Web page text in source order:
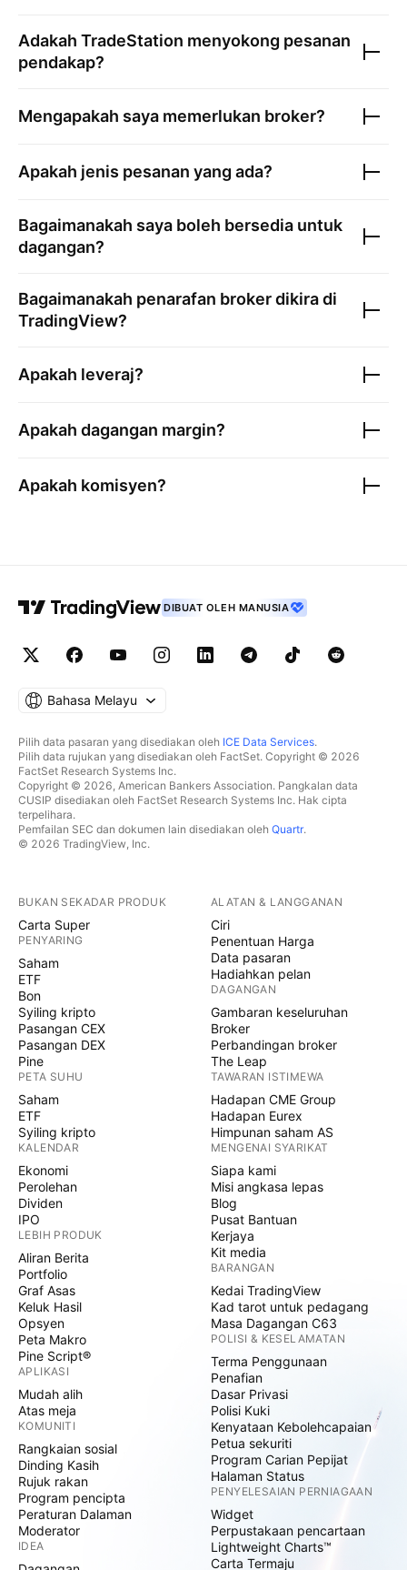
Adakah TradeStation menyokong pesanan
pendakap?
Mengapakah saya memerlukan broker?
Apakah jenis pesanan yang ada?
Bagaimanakah saya boleh bersedia untuk
dagangan?
Bagaimanakah penarafan broker dikira di
TradingView?
Apakah leveraj?
Apakah dagangan margin?
Apakah komisyen?
DIBUAT OLEH MANUSIA
Bahasa Melayu
Pilih data pasaran yang disediakan oleh ICE Data Services.
Pilih data rujukan yang disediakan oleh FactSet. Copyright © 2026
FactSet Research Systems Inc.
Copyright © 2026, American Bankers Association. Pangkalan data
CUSIP disediakan oleh FactSet Research Systems Inc. Hak cipta
terpelihara.
Pemfailan SEC dan dokumen lain disediakan oleh Quartr.
© 2026 TradingView, Inc.
BUKAN SEKADAR PRODUK
Carta Super
PENYARING
Saham
ETF
Bon
Syiling kripto
Pasangan CEX
Pasangan DEX
Pine
PETA SUHU
Saham
ETF
Syiling kripto
KALENDAR
Ekonomi
Perolehan
Dividen
IPO
LEBIH PRODUK
Aliran Berita
Portfolio
Graf Asas
Keluk Hasil
Opsyen
Peta Makro
Pine Script®
APLIKASI
Mudah alih
Atas meja
KOMUNITI
Rangkaian sosial
Dinding Kasih
Rujuk rakan
Program pencipta
Peraturan Dalaman
Moderator
IDEA
ALATAN & LANGGANAN
Ciri
Penentuan Harga
Data pasaran
Hadiahkan pelan
DAGANGAN
Gambaran keseluruhan
Broker
Perbandingan broker
The Leap
TAWARAN ISTIMEWA
Hadapan CME Group
Hadapan Eurex
Himpunan saham AS
MENGENAI SYARIKAT
Siapa kami
Misi angkasa lepas
Blog
Pusat Bantuan
Kerjaya
Kit media
BARANGAN
Kedai TradingView
Kad tarot untuk pedagang
Masa Dagangan C63
POLISI & KESELAMATAN
Terma Penggunaan
Penafian
Dasar Privasi
Polisi Kuki
Kenyataan Kebolehcapaian
Petua sekuriti
Program Carian Pepijat
Halaman Status
PENYELESAIAN PERNIAGAAN
Widget
Perpustakaan pencartaan
Lightweight Charts™
Carta Termaju